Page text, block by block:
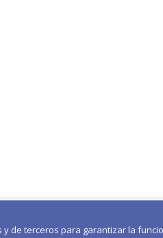
y de terceros para garantizar la